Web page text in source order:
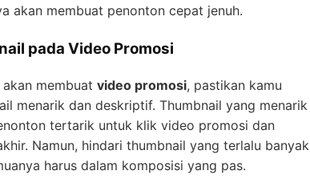
akan membuat penonton cepat jenuh.
pada Video Promosi
membuat video promosi, pastikan kamu
menarik dan deskriptif. Thumbnail yang menarik
tertarik untuk klik video promosi dan
Namun, hindari thumbnail yang terlalu banyak
harus dalam komposisi yang pas.